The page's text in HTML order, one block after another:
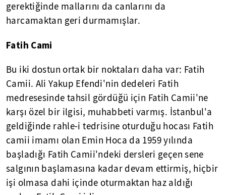
gerektiğinde mallarını da canlarını da
harcamaktan geri durmamışlar.
Fatih Cami
Bu iki dostun ortak bir noktaları daha var: Fatih
Camii. Ali Yakup Efendi'nin dedeleri Fatih
medresesinde tahsil gördüğü için Fatih Camii'ne
karşı özel bir ilgisi, muhabbeti varmış. İstanbul'a
geldiğinde rahle-i tedrisine oturduğu hocası Fatih
camii imamı olan Emin Hoca da 1959 yılında
başladığı Fatih Camii'ndeki dersleri geçen sene
salgının başlamasına kadar devam ettirmiş, hiçbir
işi olmasa dahi içinde oturmaktan haz aldığı